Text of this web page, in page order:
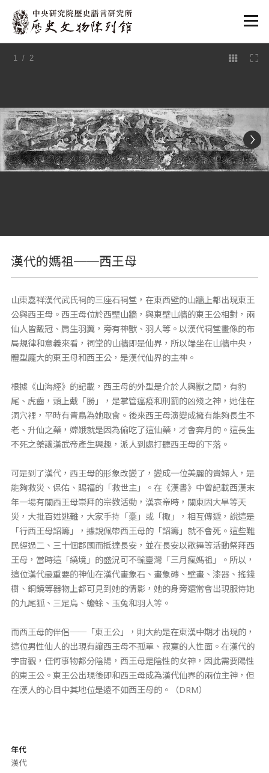
:::
1 / 2
漢代的媽祖──西王母
山東嘉祥漢代武氏祠的三座石祠堂，在東西壁的山牆上都出現東王
公與西王母。西王母位於西壁山牆，與東壁山牆的東王公相對，兩
仙人皆戴冠、肩生羽翼，旁有神獸、羽人等。以漢代祠堂畫像的布
局規律和意義來看，祠堂的山牆即是仙界，所以端坐在山牆中央，
體型龐大的東王母和西王公，是漢代仙界的主神。
根據《山海經》的記載，西王母的外型是介於人與獸之間，有豹
尾、虎齒，頭上戴「勝」，是掌管瘟疫和刑罰的凶殘之神，她住在
洞穴裡，平時有青鳥為她取食。後來西王母演變成擁有能夠長生不
老、升仙之藥，嫦娥就是因為偷吃了這仙藥，才會奔月的。這長生
不死之藥讓漢武帝產生興趣，派人到處打聽西王母的下落。
可是到了漢代，西王母的形象改變了，變成一位美麗的貴婦人，是
能夠救災、保佑、賜福的「救世主」。在《漢書》中曾記載西漢末
年一場有關西王母崇拜的宗教活動，漢哀帝時，關東因大旱等天
災，大批百姓逃難，大家手持「稾」或「棷」，相互傳遞，說這是
「行西王母詔籌」，據說佩帶西王母的「詔籌」就不會死。這些難
民經過二、三十個郡國而抵達長安，並在長安以歌舞等活動祭拜西
王母，當時這「繞境」的盛況可不輸臺灣「三月瘋媽祖」。所以，
這位漢代最重要的神仙在漢代畫象石、畫象磚、壁畫、漆器、搖錢
樹、銅鏡等器物上都可見到她的倩影，她的身旁還常會出現服侍她
的九尾狐、三足烏、蟾蜍、玉兔和羽人等。
而西王母的伴侶──「東王公」，則大約是在東漢中期才出現的，
這位男性仙人的出現有讓西王母不孤單、寂寞的人性面。在漢代的
宇宙觀，任何事物都分陰陽，西王母是陰性的女神，因此需要陽性
的東王公。東王公出現後即和西王母成為漢代仙界的兩位主神，但
在漢人的心目中其地位是遠不如西王母的。（DRM）
年代
漢代